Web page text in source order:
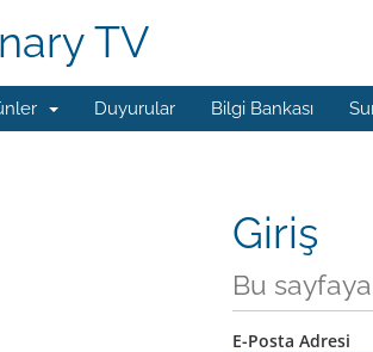
TV
Duyurular Bilgi Bankası
Giriş
Bu
E-Posta Adresi